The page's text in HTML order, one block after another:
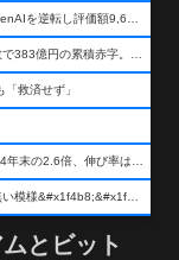
【ソフトバンクG悲報】ClaudeのAnthropic, ChatGPTのOpenAIを逆転し評価額9,650億ドル (約154兆円) の世界一価値あるAI企業に……
安倍晋三の「クールジャパン機構」が存続危機。投資の失敗で383億円の累積赤字。2025年度決算も大赤字の可能性。責任の所在はウヤムヤ
救済せず」
謎の巨大謎組織、『丸紅』。時価総額が初の10兆円超え 24年末の2.6倍、伸び率は謎組織首位
【高市早苗】物価高の昨今、唯一の解決法は株式投資しか無い模様&#x1f4b8;&#x1f4b8;&#x1f4b8;
とビット